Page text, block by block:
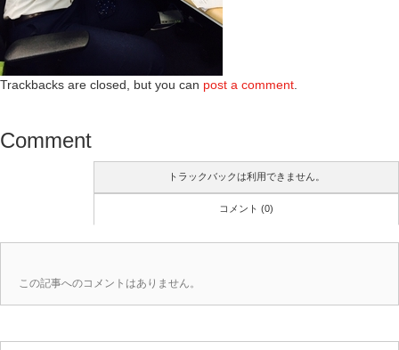
Trackbacks are closed, but you can post a comment
Comment
トラックバックは利用できません。
コメント (0)
この記事へのコメントはありません。